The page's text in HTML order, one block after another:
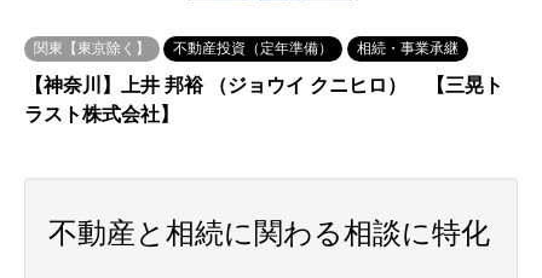
関東【東京除く】 不動産投資（定年準備） 相続・事業承継
【神奈川】上井 邦裕 （ジョウイ クニヒロ） 【三晃ト
ラスト株式会社】
不動産と相続に関わる相談に特化